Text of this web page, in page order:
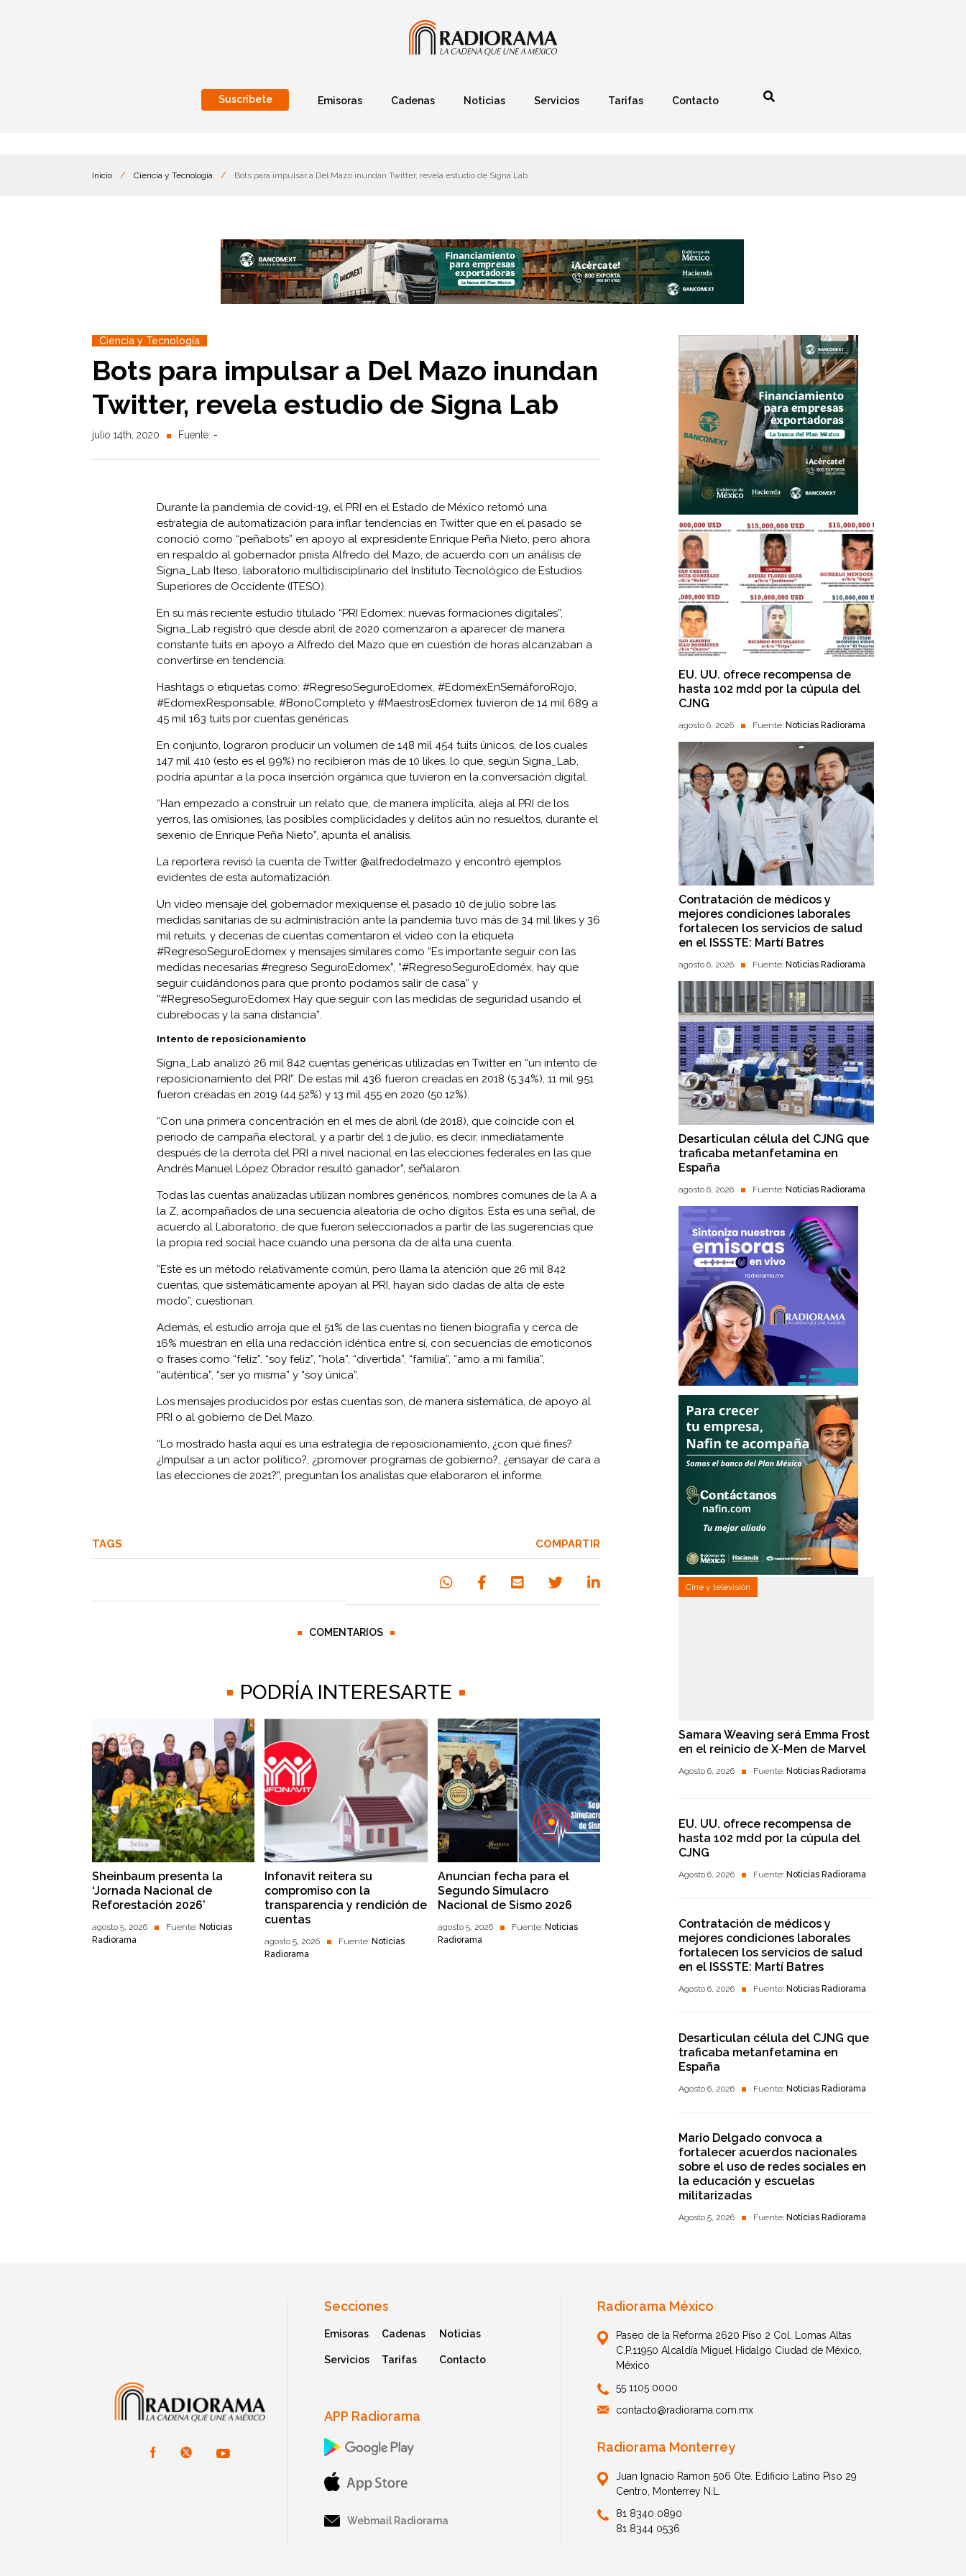
Suscríbete Emisoras Cadenas Noticias Servicios Tarifas Contacto
Inicio / Ciencia y Tecnología / Bots para impulsar a Del Mazo inundan Twitter, revela estudio de Signa Lab
Ciencia y Tecnología
Bots para impulsar a Del Mazo inundan
Twitter, revela estudio de Signa Lab
julio 14th, 2020 Fuente: -
Durante la pandemia de covid-19, el PRI en el Estado de México retomó una
estrategia de automatización para inflar tendencias en Twitter que en el pasado se
conoció como “peñabots” en apoyo al expresidente Enrique Peña Nieto, pero ahora
en respaldo al gobernador priista Alfredo del Mazo, de acuerdo con un análisis de
Signa_Lab Iteso, laboratorio multidisciplinario del Instituto Tecnológico de Estudios
Superiores de Occidente (ITESO).
En su más reciente estudio titulado “PRI Edomex: nuevas formaciones digitales”,
Signa_Lab registró que desde abril de 2020 comenzaron a aparecer de manera
constante tuits en apoyo a Alfredo del Mazo que en cuestión de horas alcanzaban a
convertirse en tendencia.
Hashtags o etiquetas como: #RegresoSeguroEdomex, #EdoméxEnSemáforoRojo,
#EdomexResponsable, #BonoCompleto y #MaestrosEdomex tuvieron de 14 mil 689 a
45 mil 163 tuits por cuentas genéricas.
En conjunto, lograron producir un volumen de 148 mil 454 tuits únicos, de los cuales
147 mil 410 (esto es el 99%) no recibieron más de 10 likes, lo que, según Signa_Lab,
podría apuntar a la poca inserción orgánica que tuvieron en la conversación digital.
“Han empezado a construir un relato que, de manera implícita, aleja al PRI de los
yerros, las omisiones, las posibles complicidades y delitos aún no resueltos, durante el
sexenio de Enrique Peña Nieto”, apunta el análisis.
La reportera revisó la cuenta de Twitter @alfredodelmazo y encontró ejemplos
evidentes de esta automatización.
Un video mensaje del gobernador mexiquense el pasado 10 de julio sobre las
medidas sanitarias de su administración ante la pandemia tuvo más de 34 mil likes y 36
mil retuits, y decenas de cuentas comentaron el video con la etiqueta
#RegresoSeguroEdomex y mensajes similares como “Es importante seguir con las
medidas necesarias #regreso SeguroEdomex”, “#RegresoSeguroEdoméx, hay que
seguir cuidándonos para que pronto podamos salir de casa” y
“#RegresoSeguroEdomex Hay que seguir con las medidas de seguridad usando el
cubrebocas y la sana distancia”.
Intento de reposicionamiento
Signa_Lab analizó 26 mil 842 cuentas genéricas utilizadas en Twitter en “un intento de
reposicionamiento del PRI”. De estas mil 436 fueron creadas en 2018 (5.34%), 11 mil 951
fueron creadas en 2019 (44.52%) y 13 mil 455 en 2020 (50.12%).
“Con una primera concentración en el mes de abril (de 2018), que coincide con el
periodo de campaña electoral, y a partir del 1 de julio, es decir, inmediatamente
después de la derrota del PRI a nivel nacional en las elecciones federales en las que
Andrés Manuel López Obrador resultó ganador”, señalaron.
Todas las cuentas analizadas utilizan nombres genéricos, nombres comunes de la A a
la Z, acompañados de una secuencia aleatoria de ocho dígitos. Esta es una señal, de
acuerdo al Laboratorio, de que fueron seleccionados a partir de las sugerencias que
la propia red social hace cuando una persona da de alta una cuenta.
“Este es un método relativamente común, pero llama la atención que 26 mil 842
cuentas, que sistemáticamente apoyan al PRI, hayan sido dadas de alta de este
modo”, cuestionan.
Además, el estudio arroja que el 51% de las cuentas no tienen biografía y cerca de
16% muestran en ella una redacción idéntica entre sí, con secuencias de emoticonos
o frases como “feliz”, “soy feliz”, “hola”, “divertida”, “familia”, “amo a mi familia”,
“auténtica”, “ser yo misma” y “soy única”.
Los mensajes producidos por estas cuentas son, de manera sistemática, de apoyo al
PRI o al gobierno de Del Mazo.
“Lo mostrado hasta aquí es una estrategia de reposicionamiento, ¿con qué fines?
¿Impulsar a un actor político?, ¿promover programas de gobierno?, ¿ensayar de cara a
las elecciones de 2021?”, preguntan los analistas que elaboraron el informe.
TAGS COMPARTIR
COMENTARIOS
PODRÍA INTERESARTE
Sheinbaum presenta la
‘Jornada Nacional de
Reforestación 2026’
agosto 5, 2026 Fuente: Noticias
Radiorama
Infonavit reitera su
compromiso con la
transparencia y rendición de
cuentas
agosto 5, 2026 Fuente: Noticias
Radiorama
Anuncian fecha para el
Segundo Simulacro
Nacional de Sismo 2026
agosto 5, 2026 Fuente: Noticias
Radiorama
EU. UU. ofrece recompensa de
hasta 102 mdd por la cúpula del
CJNG
agosto 6, 2026 Fuente: Noticias Radiorama
Contratación de médicos y
mejores condiciones laborales
fortalecen los servicios de salud
en el ISSSTE: Martí Batres
agosto 6, 2026 Fuente: Noticias Radiorama
Desarticulan célula del CJNG que
traficaba metanfetamina en
España
agosto 6, 2026 Fuente: Noticias Radiorama
Cine y televisión
Samara Weaving será Emma Frost
en el reinicio de X-Men de Marvel
Agosto 6, 2026 Fuente: Noticias Radiorama
EU. UU. ofrece recompensa de
hasta 102 mdd por la cúpula del
CJNG
Agosto 6, 2026 Fuente: Noticias Radiorama
Contratación de médicos y
mejores condiciones laborales
fortalecen los servicios de salud
en el ISSSTE: Martí Batres
Agosto 6, 2026 Fuente: Noticias Radiorama
Desarticulan célula del CJNG que
traficaba metanfetamina en
España
Agosto 6, 2026 Fuente: Noticias Radiorama
Mario Delgado convoca a
fortalecer acuerdos nacionales
sobre el uso de redes sociales en
la educación y escuelas
militarizadas
Agosto 5, 2026 Fuente: Noticias Radiorama
Secciones
Emisoras Cadenas Noticias
Servicios Tarifas Contacto
APP Radiorama
Webmail Radiorama
Radiorama México
Paseo de la Reforma 2620 Piso 2 Col. Lomas Altas
C.P.11950 Alcaldía Miguel Hidalgo Ciudad de México,
México
55 1105 0000
contacto@radiorama.com.mx
Radiorama Monterrey
Juan Ignacio Ramon 506 Ote. Edificio Latino Piso 29
Centro, Monterrey N.L.
81 8340 0890
81 8344 0536